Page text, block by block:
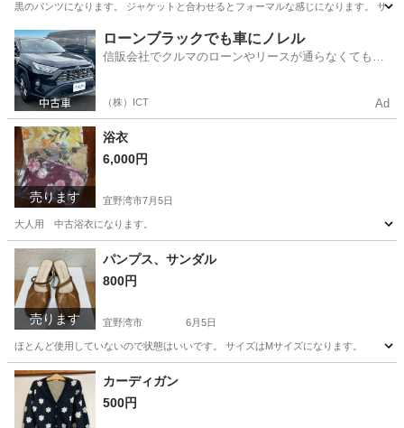
黒のパンツになります。 ジャケットと合わせるとフォーマルな感じになります。 サ
沖縄 宜野湾市 パンツ
ローンブラックでも車にノレル
信販会社でクルマのローンやリースが通らなくてもク
（株）ICT Ad
売ります
浴衣
6,000円
宜野湾市7月5日
大人用 中古浴衣になります。
沖縄 宜野湾市 着物 浴衣
売ります
パンプス、サンダル
800円
宜野湾市 6月5日
ほとんど使用していないので状態はいいです。 サイズはMサイズになります。
沖縄 宜野湾市 服/ファッション
カーディガン
500円